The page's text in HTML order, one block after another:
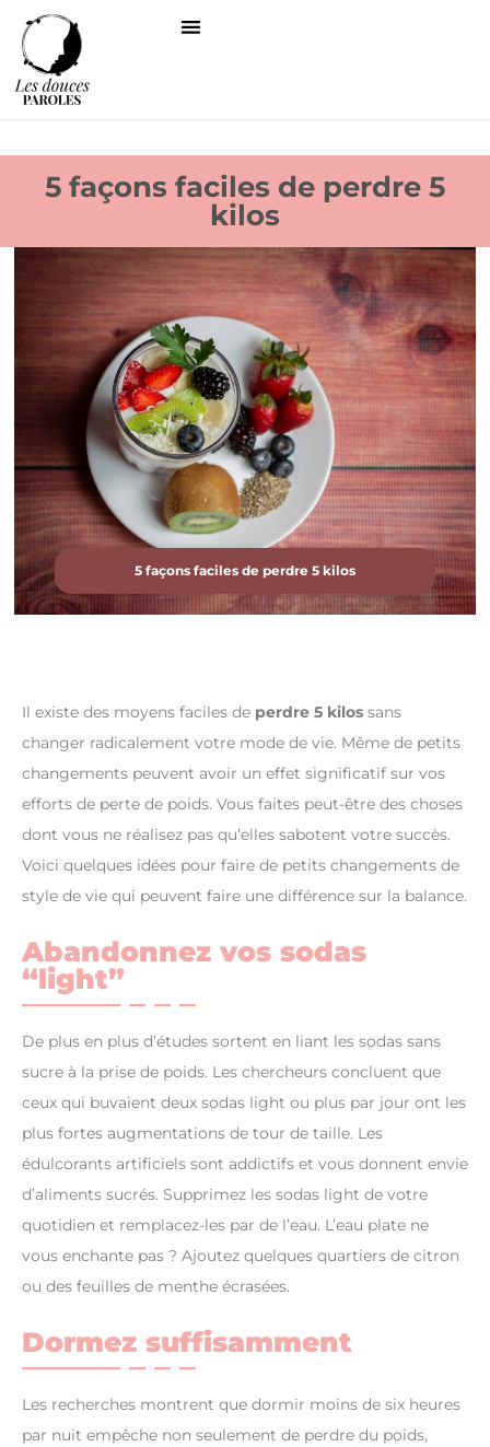
5 façons faciles de perdre 5
kilos
5 façons faciles de perdre 5 kilos
Il existe des moyens faciles de perdre 5 kilos sans
changer radicalement votre mode de vie. Même de petits
changements peuvent avoir un effet significatif sur vos
efforts de perte de poids. Vous faites peut-être des choses
dont vous ne réalisez pas qu’elles sabotent votre succès.
Voici quelques idées pour faire de petits changements de
style de vie qui peuvent faire une différence sur la balance.
Abandonnez vos sodas
“light”
De plus en plus d’études sortent en liant les sodas sans
sucre à la prise de poids. Les chercheurs concluent que
ceux qui buvaient deux sodas light ou plus par jour ont les
plus fortes augmentations de tour de taille. Les
édulcorants artificiels sont addictifs et vous donnent envie
d’aliments sucrés. Supprimez les sodas light de votre
quotidien et remplacez-les par de l’eau. L’eau plate ne
vous enchante pas ? Ajoutez quelques quartiers de citron
ou des feuilles de menthe écrasées.
Dormez suffisamment
Les recherches montrent que dormir moins de six heures
par nuit empêche non seulement de perdre du poids,